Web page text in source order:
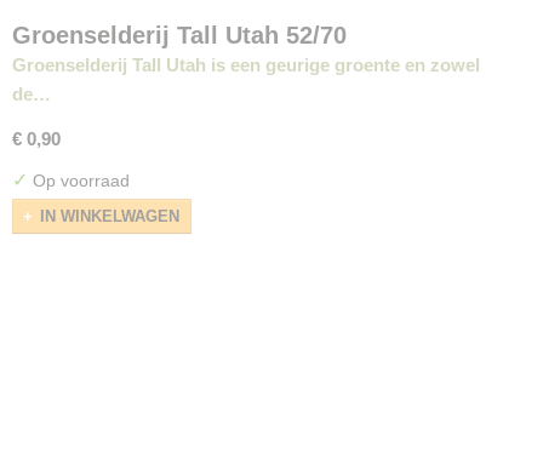
Groenselderij Tall Utah 52/70
Groenselderij Tall Utah is een geurige groente en zowel
de…
€ 0,90
✓ Op voorraad
IN WINKELWAGEN